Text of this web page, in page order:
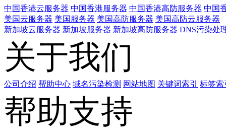
中国香港云服务器 中国香港服务器 中国香港高防服务器 中国
美国云服务器 美国服务器 美国高防服务器 美国高防云服务器
新加坡云服务器 新加坡服务器 新加坡高防服务器 DNS污染处
关于我们
公司介绍 帮助中心 域名污染检测 网站地图 关键词索引 标签索
帮助支持